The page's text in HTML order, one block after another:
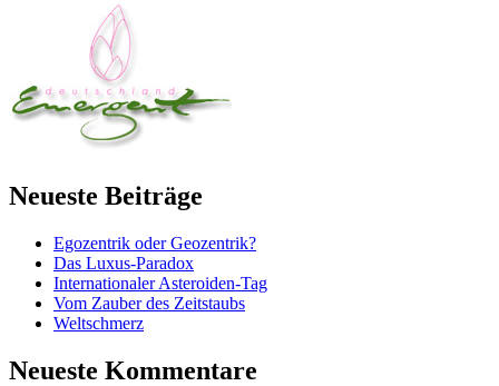
Neueste Beiträge
Egozentrik oder Geozentrik?
Das Luxus-Paradox
Internationaler Asteroiden-Tag
Vom Zauber des Zeitstaubs
Weltschmerz
Neueste Kommentare